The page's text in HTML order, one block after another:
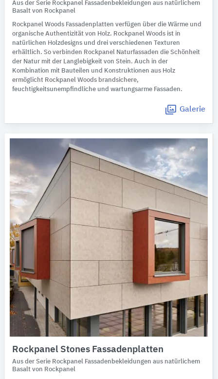
Aus der Serie Rockpanel Fassadenbekleidungen aus natürlichem
Basalt von Rockpanel
Rockpanel Woods Fassadenplatten verfügen über die Wärme und
organische Authentizität von Holz. Rockpanel Woods ist in
natürlichen Holzdesigns und drei verschiedenen Texturen
erhältlich. So verbinden Rockpanel Naturfassaden die Schönheit
der Natur mit der Langlebigkeit von Stein. Auch in der
Kombination mit Bauteilen und Konstruktionen aus Holz
ermöglicht Rockpanel Woods brandsichere,
feuchtigkeitsunempfindliche und wartungsarme Fassaden.
Galerie
Rockpanel Stones Fassadenplatten
Aus der Serie Rockpanel Fassadenbekleidungen aus natürlichem
Basalt von Rockpanel